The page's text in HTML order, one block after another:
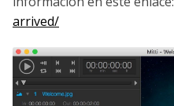
arrived/